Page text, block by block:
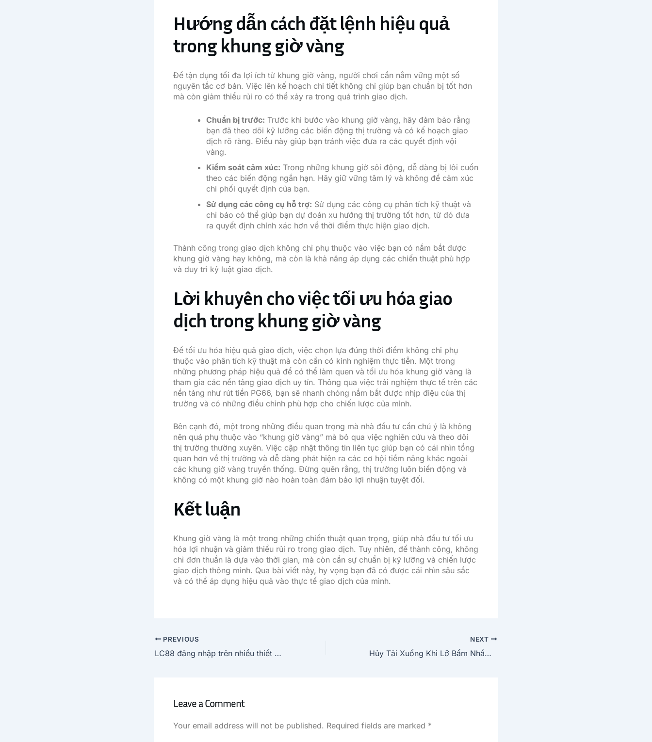
Hướng dẫn cách đặt lệnh hiệu quả
trong khung giờ vàng
Để tận dụng tối đa lợi ích từ khung giờ vàng, người chơi cần nắm vững một số
nguyên tắc cơ bản. Việc lên kế hoạch chi tiết không chỉ giúp bạn chuẩn bị tốt hơn
mà còn giảm thiểu rủi ro có thể xảy ra trong quá trình giao dịch.
Chuẩn bị trước: Trước khi bước vào khung giờ vàng, hãy đảm bảo rằng
bạn đã theo dõi kỹ lưỡng các biến động thị trường và có kế hoạch giao
dịch rõ ràng. Điều này giúp bạn tránh việc đưa ra các quyết định vội
vàng.
Kiểm soát cảm xúc: Trong những khung giờ sôi động, dễ dàng bị lôi cuốn
theo các biến động ngắn hạn. Hãy giữ vững tâm lý và không để cảm xúc
chi phối quyết định của bạn.
Sử dụng các công cụ hỗ trợ: Sử dụng các công cụ phân tích kỹ thuật và
chỉ báo có thể giúp bạn dự đoán xu hướng thị trường tốt hơn, từ đó đưa
ra quyết định chính xác hơn về thời điểm thực hiện giao dịch.
Thành công trong giao dịch không chỉ phụ thuộc vào việc bạn có nắm bắt được
khung giờ vàng hay không, mà còn là khả năng áp dụng các chiến thuật phù hợp
và duy trì kỷ luật giao dịch.
Lời khuyên cho việc tối ưu hóa giao
dịch trong khung giờ vàng
Để tối ưu hóa hiệu quả giao dịch, việc chọn lựa đúng thời điểm không chỉ phụ
thuộc vào phân tích kỹ thuật mà còn cần có kinh nghiệm thực tiễn. Một trong
những phương pháp hiệu quả để có thể làm quen và tối ưu hóa khung giờ vàng là
tham gia các nền tảng giao dịch uy tín. Thông qua việc trải nghiệm thực tế trên các
nền tảng như rút tiền PG66, bạn sẽ nhanh chóng nắm bắt được nhịp điệu của thị
trường và có những điều chỉnh phù hợp cho chiến lược của mình.
Bên cạnh đó, một trong những điều quan trọng mà nhà đầu tư cần chú ý là không
nên quá phụ thuộc vào “khung giờ vàng” mà bỏ qua việc nghiên cứu và theo dõi
thị trường thường xuyên. Việc cập nhật thông tin liên tục giúp bạn có cái nhìn tổng
quan hơn về thị trường và dễ dàng phát hiện ra các cơ hội tiềm năng khác ngoài
các khung giờ vàng truyền thống. Đừng quên rằng, thị trường luôn biến động và
không có một khung giờ nào hoàn toàn đảm bảo lợi nhuận tuyệt đối.
Kết luận
Khung giờ vàng là một trong những chiến thuật quan trọng, giúp nhà đầu tư tối ưu
hóa lợi nhuận và giảm thiểu rủi ro trong giao dịch. Tuy nhiên, để thành công, không
chỉ đơn thuần là dựa vào thời gian, mà còn cần sự chuẩn bị kỹ lưỡng và chiến lược
giao dịch thông minh. Qua bài viết này, hy vọng bạn đã có được cái nhìn sâu sắc
và có thể áp dụng hiệu quả vào thực tế giao dịch của mình.
PREVIOUS
LC88 đăng nhập trên nhiều thiết bị có bị khóa tài khoản không?
NEXT
Hủy Tải Xuống Khi Lỡ Bấm Nhầm Link Quảng Cáo Của Web Giả Mạo F168
Leave a Comment
Your email address will not be published. Required fields are marked *